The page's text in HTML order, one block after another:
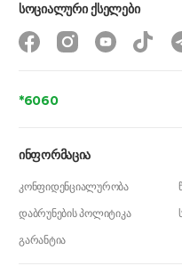
*6060
ინფორმაცია
კონფიდენციალურობა
დაბრუნების პოლიტიკა
გარანტია
სოციალური ქსელები